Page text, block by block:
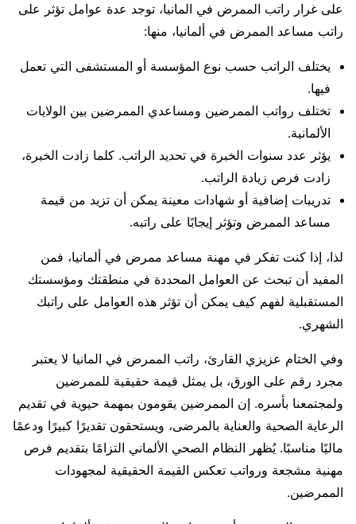
على غرار راتب الممرض في المانيا، توجد عدة عوامل تؤثر على
راتب مساعد الممرض في ألمانيا، منها:
يختلف الراتب حسب نوع المؤسسة أو المستشفى التي تعمل
فيها.
تختلف رواتب الممرضين ومساعدي الممرضين بين الولايات
الألمانية.
يؤثر عدد سنوات الخبرة في تحديد الراتب. كلما زادت الخبرة،
زادت فرص زيادة الراتب.
تدريبات إضافية أو شهادات معينة يمكن أن تزيد من قيمة
مساعد الممرض وتؤثر إيجابًا على راتبه.
لذا، إذا كنت تفكر في مهنة مساعد ممرض في ألمانيا، فمن
المفيد أن تبحث عن العوامل المحددة في منطقتك ومؤسستك
المستقبلية لفهم كيف يمكن أن تؤثر هذه العوامل على راتبك
الشهري.
وفي الختام عزيزي القارئ، راتب الممرض في المانيا لا يعتبر
مجرد رقم على الورق، بل يمثل قيمة حقيقية للممرضين
ولمجتمعنا بأسره. إن الممرضين يقومون بمهمة حيوية في تقديم
الرعاية الصحية والعناية بالمرضى، ويستحقون تقديرًا كبيرًا ودعمًا
ماليًا مناسبًا. يُظهر النظام الصحي الألماني التزامًا بتقديم فرص
مهنية مشجعة ورواتب تعكس القيمة الحقيقية لمجهودات
الممرضين.